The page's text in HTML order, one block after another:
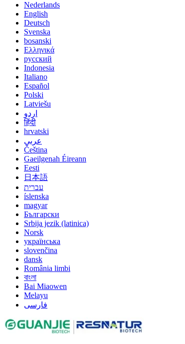
Nederlands
English
Deutsch
Svenska
bosanski
Ελληνικά
русский
Indonesia
Italiano
Español
Polski
Latviešu
اردو
हिंदी
hrvatski
عربي
Čeština
Gaeilgenah Éireann
Eesti
日本語
עברית
íslenska
magyar
Български
Srbija jezik (latinica)
Norsk
українська
slovenčina
dansk
România limbi
বাংলা
Bai Miaowen
Melayu
فارسی